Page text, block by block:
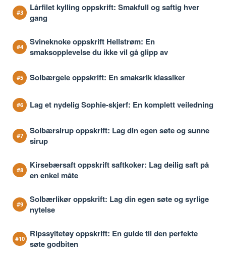
Lårfilet kylling oppskrift: Smakfull og saftig hver
gang
Svineknoke oppskrift Hellstrøm: En
smaksopplevelse du ikke vil gå glipp av
Solbærgele oppskrift: En smaksrik klassiker
Lag et nydelig Sophie-skjerf: En komplett veiledning
Solbærsirup oppskrift: Lag din egen søte og sunne
sirup
Kirsebærsaft oppskrift saftkoker: Lag deilig saft på
en enkel måte
Solbærlikør oppskrift: Lag din egen søte og syrlige
nytelse
Ripssyltetøy oppskrift: En guide til den perfekte
søte godbiten